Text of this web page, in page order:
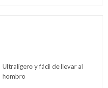
Ultraligero y fácil de llevar al
hombro